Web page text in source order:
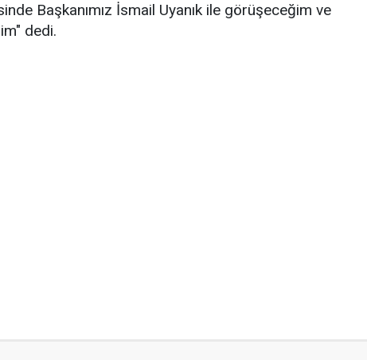
Başkanımız İsmail Uyanık ile görüşeceğim ve
dedi.